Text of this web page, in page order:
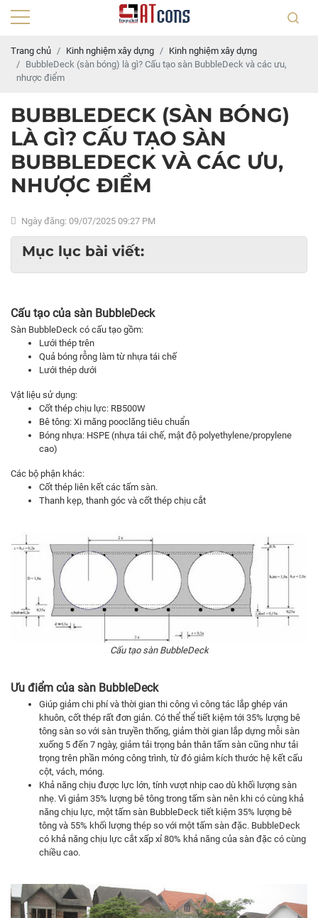
Trang chủ Kinh nghiệm xây dựng
Kinh nghiệm xây dựng
BubbleDeck (sàn bóng) là gì? Cấu tạo sàn BubbleDeck và các ưu,
nhược điểm
BUBBLEDECK (SÀN BÓNG)
LÀ GÌ? CẤU TẠO SÀN
BUBBLEDECK VÀ CÁC ƯU,
NHƯỢC ĐIỂM
Ngày đăng: 09/07/2025 09:27 PM
Mục lục bài viết:
Cấu tạo của sàn BubbleDeck
Sàn BubbleDeck có cấu tạo gồm:
Lưới thép trên
Quả bóng rỗng làm từ nhựa tái chế
Lưới thép dưới
Vật liệu sử dụng:
Cốt thép chịu lực: RB500W
Bê tông: Xi măng pooclăng tiêu chuẩn
Bóng nhựa: HSPE (nhựa tái chế, mật độ polyethylene/propylene
cao)
Các bộ phận khác:
Cốt thép liên kết các tấm sàn.
Thanh kẹp, thanh góc và cốt thép chịu cắt
Cấu tạo sàn BubbleDeck
Ưu điểm của sàn BubbleDeck
Giúp giảm chi phí và thời gian thi công vì công tác lắp ghép ván
khuôn, cốt thép rất đơn giản. Có thể thể tiết kiệm tới 35% lượng bê
tông sàn so với sàn truyền thống, giảm thời gian lắp dựng mỗi sàn
xuống 5 đến 7 ngày, giảm tải trọng bản thân tấm sàn cũng như tải
trọng trên phần móng công trình, từ đó giảm kích thước hệ kết cấu
cột, vách, móng.
Khả năng chịu được lực lớn, tính vượt nhịp cao dù khối lượng sàn
nhẹ. Vì giảm 35% lượng bê tông trong tấm sàn nên khi có cùng khả
năng chịu lực, một tấm sàn BubbleDeck tiết kiệm 35% lượng bê
tông và 55% khối lượng thép so với một tấm sàn đặc. BubbleDeck
có khả năng chịu lực cắt xấp xỉ 80% khả năng của sàn đặc có cùng
chiều cao.